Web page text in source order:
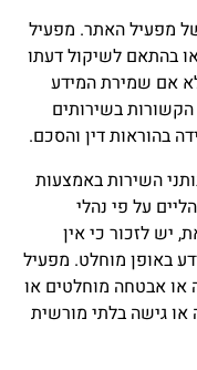
מפעיל האתר. מפעיל
בהתאם לשיקול דעתו
אם שמירת המידע
בשירותים
בהוראות דין והסכם.
השירות באמצעות
על פי נהלי
יש לזכור כי אין
באופן מוחלט. מפעיל
או אבטחה מוחלטים או
או גישה בלתי מורשית